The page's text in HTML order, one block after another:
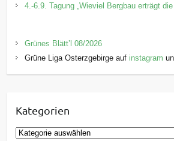
4.-6.9. Tagung „Wieviel Bergbau erträgt die
Grünes Blätt’l 08/2026
Grüne Liga Osterzgebirge auf instagram
Kategorien
K